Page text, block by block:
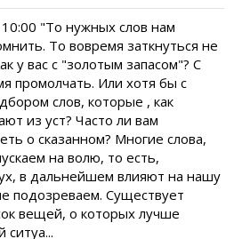
"То нужных слов нам
То вовремя заткнуться не
у вас с "золотым запасом"? С
промолчать. Или хотя бы с
слов, которые , как
из уст? Часто ли вам
о сказанном? Многие слова,
на волю, то есть,
в дальнейшем влияют на нашу
подозреваем. Существует
вещей, о которых лучше
ситуа...